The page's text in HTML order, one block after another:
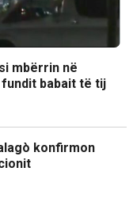
mbërrin në
fundit babait të tij
konfirmon